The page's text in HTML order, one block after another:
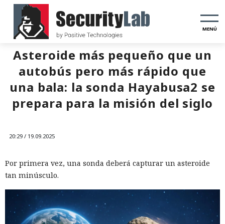
MENÚ
Asteroide más pequeño que un
autobús pero más rápido que
una bala: la sonda Hayabusa2 se
prepara para la misión del siglo
20:29 / 19.09.2025
Por primera vez, una sonda deberá capturar un asteroide
tan minúsculo.